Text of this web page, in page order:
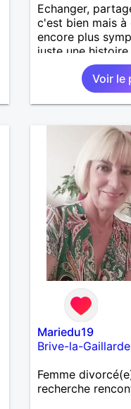
Echanger,
c'est bien mais à
encore plus
juste une
Voir le
Mariedu19
Brive-la-Gaillarde
Femme
recherche